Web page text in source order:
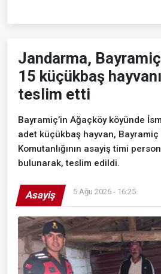
Jandarma,
15 küçükbaş
teslim etti
Bayramiç’in Ağaçköy köyünde
adet küçükbaş hayvan,
Komutanlığının asayiş timi
bulunarak, teslim edildi.
Asayiş 5 Ağu 2026 - 16:25